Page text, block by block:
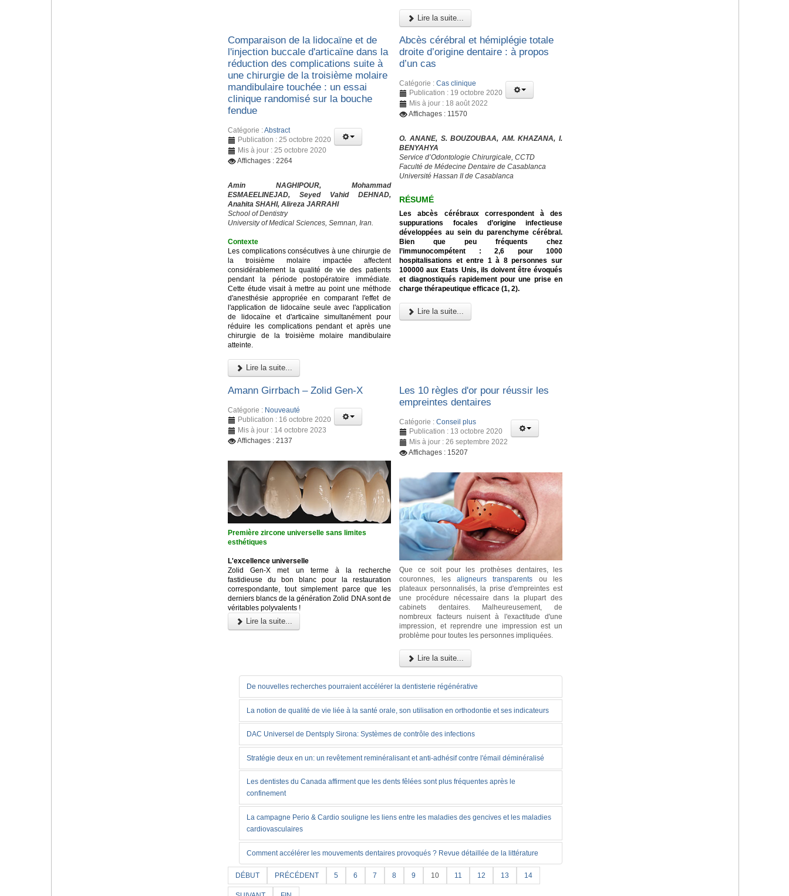
Lire la suite...
Comparaison de la lidocaïne et de
l'injection buccale d'articaïne dans la
réduction des complications suite à
une chirurgie de la troisième molaire
mandibulaire touchée : un essai
clinique randomisé sur la bouche
fendue
Catégorie :Abstract
Publication : 25 octobre 2020
Mis à jour : 25 octobre 2020
Affichages : 2264
Amin NAGHIPOUR, Mohammad
ESMAEELINEJAD, Seyed Vahid DEHNAD,
Anahita SHAHI, Alireza JARRAHI
School of Dentistry
University of Medical Sciences, Semnan, Iran.
Contexte
Les complications consécutives à une chirurgie de
la troisième molaire impactée affectent
considérablement la qualité de vie des patients
pendant la période postopératoire immédiate.
Cette étude visait à mettre au point une méthode
d'anesthésie appropriée en comparant l'effet de
l'application de lidocaïne seule avec l'application
de lidocaïne et d'articaïne simultanément pour
réduire les complications pendant et après une
chirurgie de la troisième molaire mandibulaire
atteinte.
Lire la suite...
Abcès cérébral et hémiplégie totale
droite d’origine dentaire : à propos
d’un cas
Catégorie :Cas clinique
Publication : 19 octobre 2020
Mis à jour : 18 août 2022
Affichages : 11570
O. ANANE, S. BOUZOUBAA, AM. KHAZANA, I.
BENYAHYA
Service d’Odontologie Chirurgicale, CCTD
Faculté de Médecine Dentaire de Casablanca
Université Hassan II de Casablanca
RÉSUMÉ
Les abcès cérébraux correspondent à des
suppurations focales d’origine infectieuse
développées au sein du parenchyme cérébral.
Bien que peu fréquents chez
l’immunocompétent : 2,6 pour 1000
hospitalisations et entre 1 à 8 personnes sur
100000 aux Etats Unis, ils doivent être évoqués
et diagnostiqués rapidement pour une prise en
charge thérapeutique efficace (1, 2).
Lire la suite...
Amann Girrbach – Zolid Gen-X
Catégorie : Nouveauté
Publication : 16 octobre 2020
Mis à jour : 14 octobre 2023
Affichages : 2137
Première zircone universelle sans limites
esthétiques
L'excellence universelle
Zolid Gen-X met un terme à la recherche
fastidieuse du bon blanc pour la restauration
correspondante, tout simplement parce que les
derniers blancs de la génération Zolid DNA sont de
véritables polyvalents !
Lire la suite...
Les 10 règles d'or pour réussir les
empreintes dentaires
Catégorie :Conseil plus
Publication : 13 octobre 2020
Mis à jour : 26 septembre 2022
Affichages : 15207
Que ce soit pour les prothèses dentaires, les
couronnes, les aligneurs transparents ou les
plateaux personnalisés, la prise d'empreintes est
une procédure nécessaire dans la plupart des
cabinets dentaires. Malheureusement, de
nombreux facteurs nuisent à l'exactitude d'une
impression, et reprendre une impression est un
problème pour toutes les personnes impliquées.
Lire la suite...
De nouvelles recherches pourraient accélérer la dentisterie régénérative
La notion de qualité de vie liée à la santé orale, son utilisation en orthodontie et ses indicateurs
DAC Universel de Dentsply Sirona: Systèmes de contrôle des infections
Stratégie deux en un: un revêtement reminéralisant et anti-adhésif contre l'émail déminéralisé
Les dentistes du Canada affirment que les dents fêlées sont plus fréquentes après le
confinement
La campagne Perio & Cardio souligne les liens entre les maladies des gencives et les maladies
cardiovasculaires
Comment accélérer les mouvements dentaires provoqués ? Revue détaillée de la littérature
DÉBUT PRÉCÉDENT 5 6 7 8 9 10 11 12 13 14